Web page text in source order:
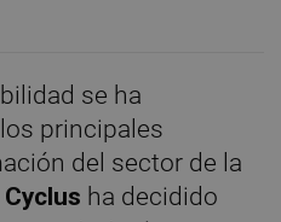
se ha
principales
del sector de la
ha decidido